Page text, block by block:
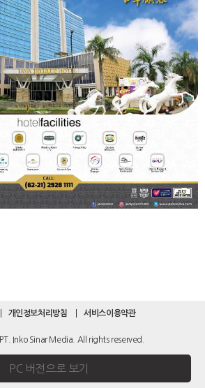
개인정보처리방침 서비스이용약관
Inko Sinar Media. All rights reserved.
PC 버전으로 보기